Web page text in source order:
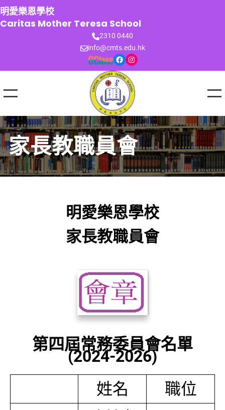
跳
至
主
明愛樂恩學校
Caritas Mother Teresa School
2310 0440
info@cmts.edu.hk
Facebook Instagram
家長教職員會
明愛樂恩學校
家長教職員會
第四屆常務委員會名單
(2024-2026)
姓名
職位